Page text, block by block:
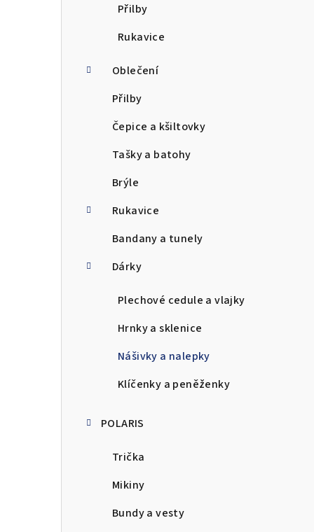
Přilby
Rukavice
Oblečení
Přilby
Čepice a kšiltovky
Tašky a batohy
Brýle
Rukavice
Bandany a tunely
Dárky
Plechové cedule a vlajky
Hrnky a sklenice
Nášivky a nalepky
Klíčenky a peněženky
POLARIS
Trička
Mikiny
Bundy a vesty